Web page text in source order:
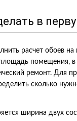
в
расчет обоев на
помещения, в
ремонт. Для
сколько
ширина двух